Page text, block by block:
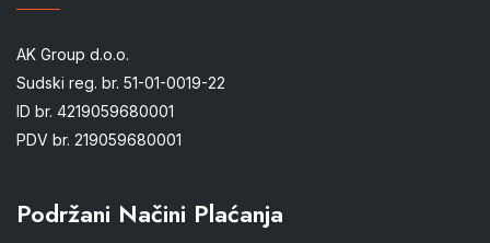
AK Group d.o.o.
Sudski reg. br. 51-01-0019-22
ID br. 4219059680001
PDV br. 219059680001
Podržani Načini Plaćanja